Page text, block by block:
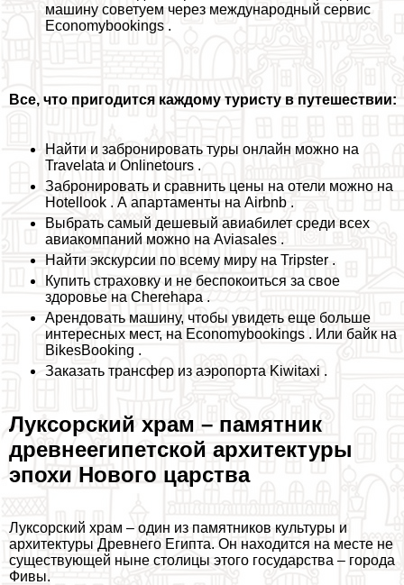
машину советуем через международный сервис
Economybookings .
Все, что пригодится каждому туристу в путешествии:
Найти и забронировать туры онлайн можно на
Travelata и Onlinetours .
Забронировать и сравнить цены на отели можно на
Hotellook . А апартаменты на Airbnb .
Выбрать самый дешевый авиабилет среди всех
авиакомпаний можно на Aviasales .
Найти экскурсии по всему миру на Tripster .
Купить страховку и не беспокоиться за свое
здоровье на Cherehapa .
Арендовать машину, чтобы увидеть еще больше
интересных мест, на Economybookings . Или байк на
BikesBooking .
Заказать трaнcфер из аэропорта Kiwitaxi .
Луксорский храм – памятник
древнеегипетской архитектуры
эпохи Нового царства
Луксорский храм – один из памятников культуры и
архитектуры Древнего Египта. Он находится на месте не
существующей ныне столицы этого государства – города
Фивы.